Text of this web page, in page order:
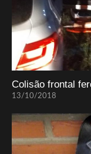
Colisão frontal
13/10/2018